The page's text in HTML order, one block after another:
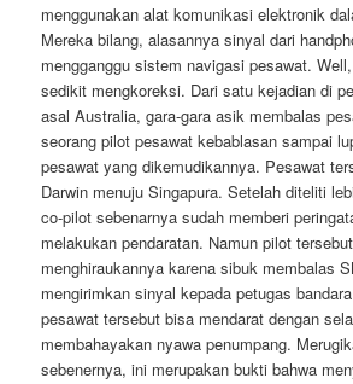
menggunakan alat komunikasi elektronik
Mereka bilang, alasannya sinyal dari
mengganggu sistem navigasi pesawat.
sedikit mengkoreksi. Dari satu kejadian di
asal Australia, gara-gara asik membalas
seorang pilot pesawat kebablasan sampai
pesawat yang dikemudikannya. Pesawat
Darwin menuju Singapura. Setelah diteliti
co-pilot sebenarnya sudah memberi
melakukan pendaratan. Namun pilot
menghiraukannya karena sibuk membalas
mengirimkan sinyal kepada petugas
pesawat tersebut bisa mendarat dengan
membahayakan nyawa penumpang.
sebenernya, ini merupakan bukti bahwa